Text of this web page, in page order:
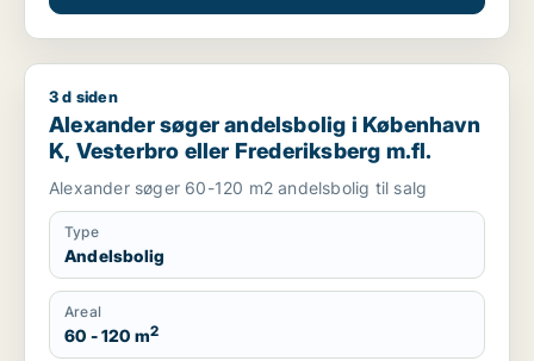
Alexander søger andelsbolig i København K, Vesterbro eller
3 d siden
Alexander søger andelsbolig i København
K, Vesterbro eller Frederiksberg m.fl.
Alexander søger 60-120 m2 andelsbolig til salg
Type
Andelsbolig
Areal
60 - 120 m2